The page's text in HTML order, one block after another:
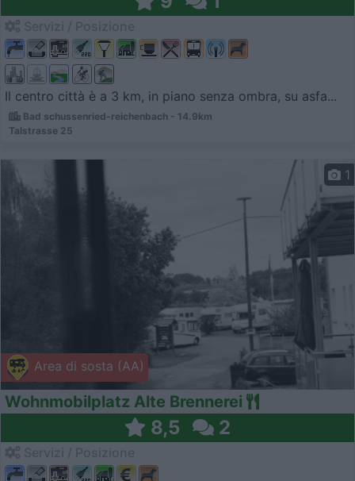
Il centro città è a 3 km, in piano senza ombra, su asfa...
Bad schussenried-reichenbach - 14.9km
Talstrasse 25
Area di sosta (AA)
1
Wohnmobilplatz Alte Brennerei
8,5 2